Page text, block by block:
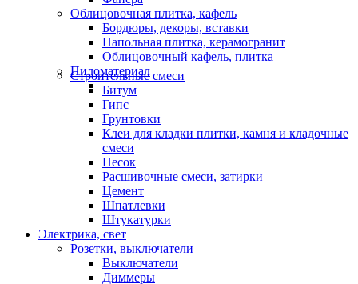
Облицовочная плитка, кафель
Бордюры, декоры, вставки
Напольная плитка, керамогранит
Облицовочный кафель, плитка
Пиломатериал
Строительные смеси
Битум
Гипс
Грунтовки
Клеи для кладки плитки, камня и кладочные
смеси
Песок
Расшивочные смеси, затирки
Цемент
Шпатлевки
Штукатурки
Электрика, свет
Розетки, выключатели
Выключатели
Диммеры